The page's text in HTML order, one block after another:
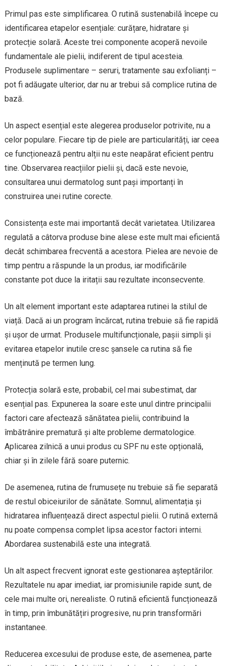
Primul pas este simplificarea. O rutină sustenabilă începe cu
identificarea etapelor esențiale: curățare, hidratare și
protecție solară. Aceste trei componente acoperă nevoile
fundamentale ale pielii, indiferent de tipul acesteia.
Produsele suplimentare – seruri, tratamente sau exfolianți –
pot fi adăugate ulterior, dar nu ar trebui să complice rutina de
bază.
Un aspect esențial este alegerea produselor potrivite, nu a
celor populare. Fiecare tip de piele are particularități, iar ceea
ce funcționează pentru alții nu este neapărat eficient pentru
tine. Observarea reacțiilor pielii și, dacă este nevoie,
consultarea unui dermatolog sunt pași importanți în
construirea unei rutine corecte.
Consistența este mai importantă decât varietatea. Utilizarea
regulată a câtorva produse bine alese este mult mai eficientă
decât schimbarea frecventă a acestora. Pielea are nevoie de
timp pentru a răspunde la un produs, iar modificările
constante pot duce la iritații sau rezultate inconsecvente.
Un alt element important este adaptarea rutinei la stilul de
viață. Dacă ai un program încărcat, rutina trebuie să fie rapidă
și ușor de urmat. Produsele multifuncționale, pașii simpli și
evitarea etapelor inutile cresc șansele ca rutina să fie
menținută pe termen lung.
Protecția solară este, probabil, cel mai subestimat, dar
esențial pas. Expunerea la soare este unul dintre principalii
factori care afectează sănătatea pielii, contribuind la
îmbătrânire prematură și alte probleme dermatologice.
Aplicarea zilnică a unui produs cu SPF nu este opțională,
chiar și în zilele fără soare puternic.
De asemenea, rutina de frumusețe nu trebuie să fie separată
de restul obiceiurilor de sănătate. Somnul, alimentația și
hidratarea influențează direct aspectul pielii. O rutină externă
nu poate compensa complet lipsa acestor factori interni.
Abordarea sustenabilă este una integrată.
Un alt aspect frecvent ignorat este gestionarea așteptărilor.
Rezultatele nu apar imediat, iar promisiunile rapide sunt, de
cele mai multe ori, nerealiste. O rutină eficientă funcționează
în timp, prin îmbunătățiri progresive, nu prin transformări
instantanee.
Reducerea excesului de produse este, de asemenea, parte